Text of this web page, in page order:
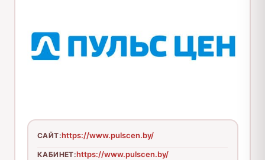
САЙТ:https://www.pulscen.by/
КАБИНЕТ:https://www.pulscen.by/